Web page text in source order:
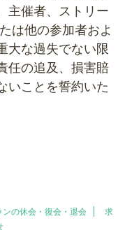
主催者、ストリー
は他の参加者およ
大な過失でない限
任の追及、損害賠
いことを誓約いた
ンの休会・復会・退会
求